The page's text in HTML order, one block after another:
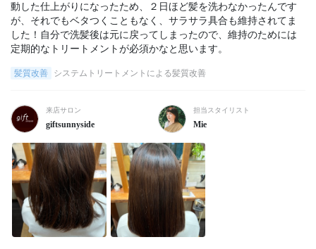
動した仕上がりになったため、２日ほど髪を洗わなかったんです
が、それでもベタつくこともなく、サラサラ具合も維持されてま
した！自分で洗髪後は元に戻ってしまったので、維持のためには
定期的なトリートメントが必須かなと思います。
髪質改善 システムトリートメントによる髪質改善
来店サロン
giftsunnyside
担当スタイリスト
Mie